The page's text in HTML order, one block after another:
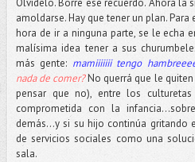
Olvídelo. Borre ese recuerdo. Ahora la
amoldarse. Hay que tener un plan.
hora de ir a ninguna parte, se le echa
malísima idea tener a sus
más gente: mamiiiiiii tengo
nada de comer?No querrá que le
pensar que no), entre los
comprometida con la
demás…y si su hijo continúa gritando
de servicios sociales como una
sala.